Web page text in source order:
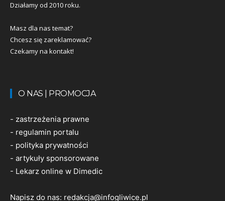
Działamy od 2010 roku.
Masz dla nas temat?
Chcesz się zareklamować?
Czekamy na kontakt!
O NAS | PROMOCJA
- zastrzeżenia prawne
- regulamin portalu
- polityka prywatności
- artykuły sponsorowane
- Lekarz online w Dimedic
Napisz do nas: redakcja@infogliwice.pl